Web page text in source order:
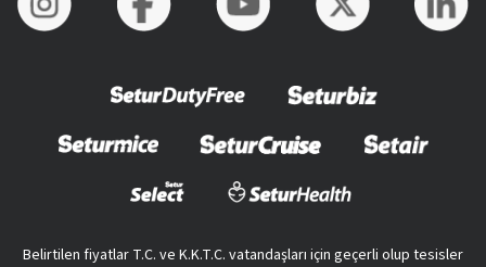
Belirtilen fiyatlar T.C. ve K.K.T.C. vatandaşları için geçerli olup tesisler